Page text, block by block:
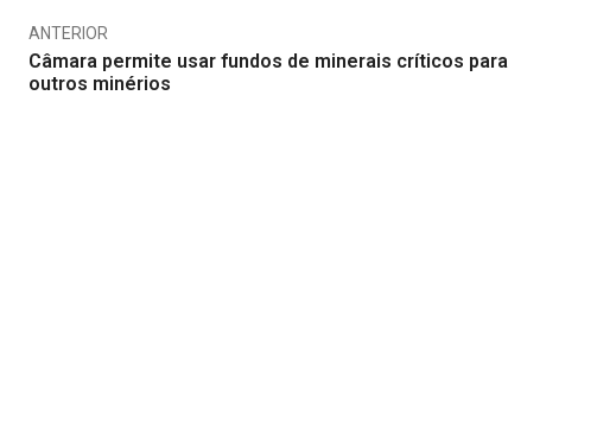
ANTERIOR
Câmara permite usar fundos de minerais críticos para
outros minérios